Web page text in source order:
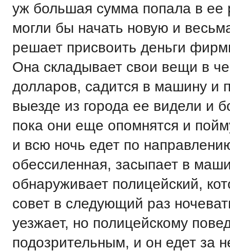
уж большая сумма попала в ее
могли бы начать новую и
решает присвоить деньги
Она складывает свои вещи в
долларов, садится в машину и
выезде из города ее видели и
пока они еще опомнятся и
и всю ночь едет по
обессиленная, засыпает в
обнаруживает полицейский,
совет в следующий раз
уезжает, но полицейскому
подозрительным, и он едет за